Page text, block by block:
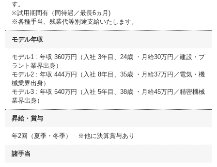
す。
※試用期間有（同待遇／最長6ヵ月)
※各種手当、残業代等別途支給いたします。
モデル年収
モデル1 : 年収 360万円（入社 3年目、24歳 ・月給30万円／建設・プ
ラント業界出身）
モデル2 : 年収 444万円（入社 8年目、35歳 ・月給37万円／電気・機
械業界出身）
モデル3 : 年収 540万円（入社 5年目、38歳 ・月給45万円／精密機械
業界出身）
昇給・賞与
年2回（夏季・冬季） ※他に決算賞与あり
諸手当